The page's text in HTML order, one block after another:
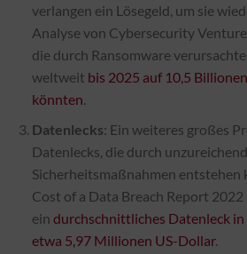
verlangen ein Lösegeld, um sie
Analyse von Cybersecurity
die durch Ransomware
weltweit bis 2025 auf 10,5
könnten
Datenlecks: Ein weiteres großes
Datenlecks, die durch
Sicherheitsmaßnahmen entstehen
Cost of a Data Breach Report
ein durchschnittliches Datenleck
etwa 5,97 Millionen US-Dollar.